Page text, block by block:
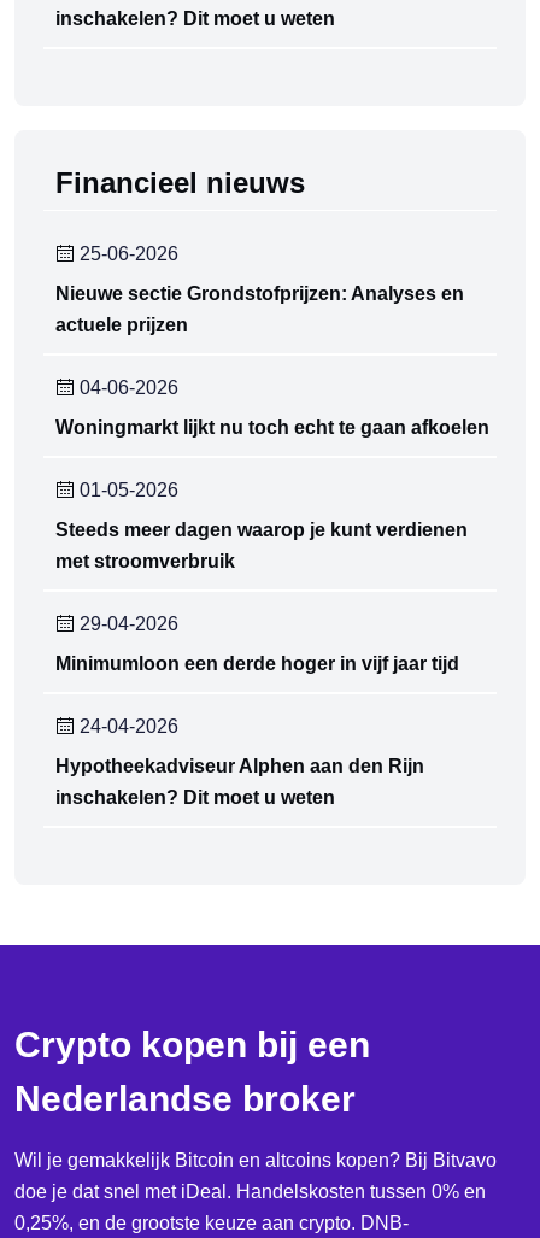
inschakelen? Dit moet u weten
Financieel nieuws
25-06-2026
Nieuwe sectie Grondstofprijzen: Analyses en
actuele prijzen
04-06-2026
Woningmarkt lijkt nu toch echt te gaan afkoelen
01-05-2026
Steeds meer dagen waarop je kunt verdienen
met stroomverbruik
29-04-2026
Minimumloon een derde hoger in vijf jaar tijd
24-04-2026
Hypotheekadviseur Alphen aan den Rijn
inschakelen? Dit moet u weten
Crypto kopen bij een
Nederlandse broker
Wil je gemakkelijk Bitcoin en altcoins kopen? Bij Bitvavo
doe je dat snel met iDeal. Handelskosten tussen 0% en
0,25%, en de grootste keuze aan crypto. DNB-